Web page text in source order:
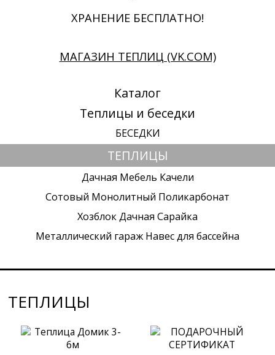
ХРАНЕНИЕ БЕСПЛАТНО!
МАГАЗИН ТЕПЛИЦ (VK.COM)
Каталог
Теплицы и беседки
БЕСЕДКИ
ТЕПЛИЦЫ
Дачная Мебель Качели
Сотовый Монолитный Поликарбонат
Хозблок Дачная Сарайка
Металлический гараж Навес для бассейна
ТЕПЛИЦЫ